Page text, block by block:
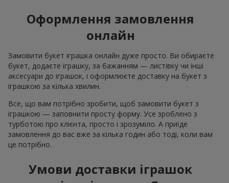
Оформлення замовлення
онлайн
Замовити букет іграшка онлайн дуже просто. Ви обираєте
букет, додаєте іграшку, за бажанням — листівку чи інші
аксесуари до іграшок, і оформлюєте доставку на букет з
іграшкою за кілька хвилин.
Все, що вам потрібно зробити, щоб замовити букет з
іграшкою — заповнити просту форму. Усе зроблено з
турботою про клієнта, просто і зрозуміло. А приїде
замовлення до вас вже за кілька годин або тоді, коли вам
це потрібно.
Умови доставки іграшок